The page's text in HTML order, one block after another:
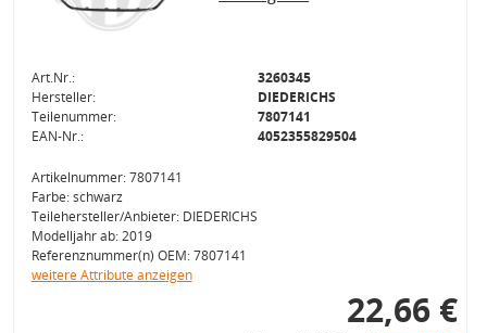
Art.Nr.:
3260345
Hersteller:
DIEDERICHS
Teilenummer:
7807141
EAN-Nr.:
4052355829504
Artikelnummer: 7807141
Farbe: schwarz
Teilehersteller/Anbieter: DIEDERICHS
Modelljahr ab: 2019
Referenznummer(n) OEM: 7807141
weitere Attribute anzeigen
22,66 €